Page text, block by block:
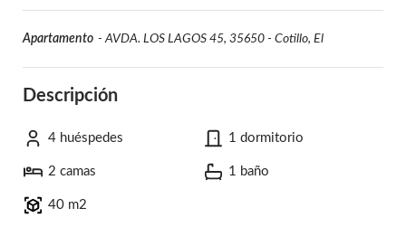
Apartamento - AVDA. LOS LAGOS 45, 35650 - Cotillo, El
Descripción
4 huéspedes 1 dormitorio
2 camas 1 baño
40 m2